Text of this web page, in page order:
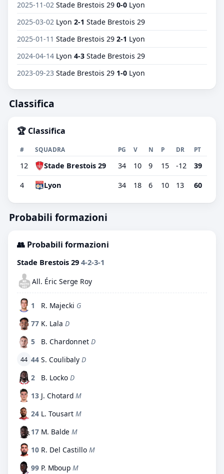
2025-11-02 Stade Brestois 29 0-0 Lyon
2025-03-02 Lyon 2-1 Stade Brestois 29
2025-01-11 Stade Brestois 29 2-1 Lyon
2024-04-14 Lyon 4-3 Stade Brestois 29
2023-09-23 Stade Brestois 29 1-0 Lyon
Classifica
🏆 Classifica
# SQUADRA PG V N P DR PT
12 Stade Brestois 29 34 10 9 15 -12 39
4 Lyon 34 18 6 10 13 60
Probabili formazioni
👥 Probabili formazioni
Stade Brestois 29 4-2-3-1
All. Éric Serge Roy
1 R. Majecki G
77 K. Lala D
5
B. Chardonnet D
44 44 S. Coulibaly D
2
B. Locko D
13 J. Chotard M
24 L. Tousart M
17 M. Balde M
10 R. Del Castillo M
99 P. Mboup M